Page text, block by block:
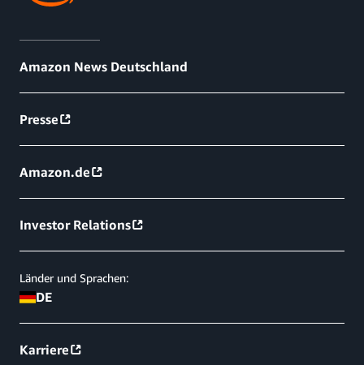
Amazon News Deutschland
Presse
Amazon.de
Investor Relations
Länder und Sprachen:
DE
Karriere